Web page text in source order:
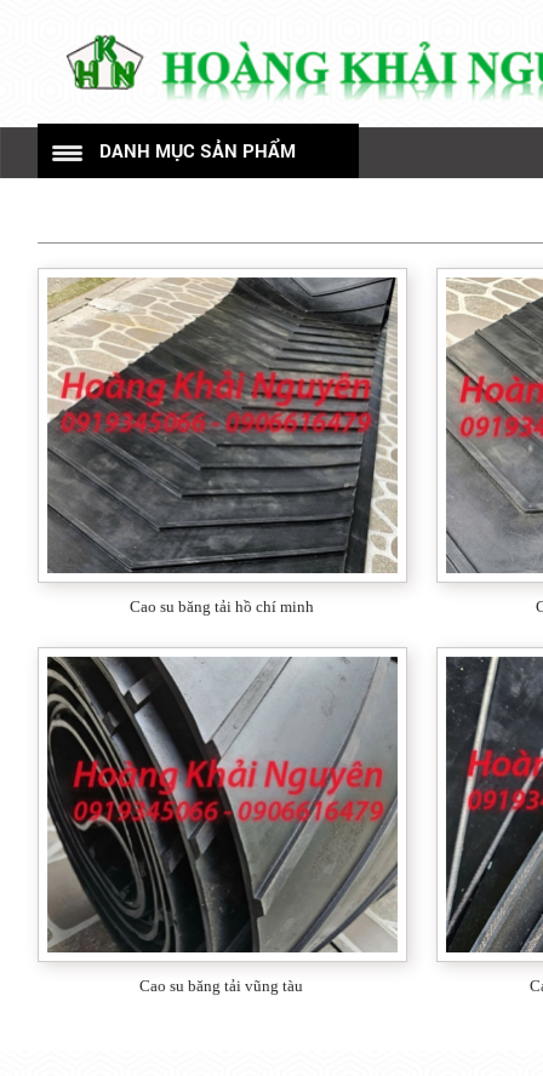
DANH MỤC SẢN PHẨM
Nhựa kỹ thuật
Mút eva
Ron cao su
Mút xốp
Cao su tấm
Cao su xốp
Thảm lót sàn
Cao su silicone
Amiang chịu nhiệt
Đệm chống va
Cao su cầu đường
Gia công cao su
Cao su băng tải hồ chí minh
Cao su băng tải vũng tàu